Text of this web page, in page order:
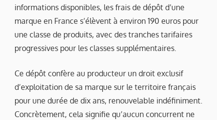
informations disponibles, les frais de dépôt d’une
marque en France s’élèvent à environ 190 euros pour
une classe de produits, avec des tranches tarifaires
progressives pour les classes supplémentaires.
Ce dépôt confère au producteur un droit exclusif
d’exploitation de sa marque sur le territoire français
pour une durée de dix ans, renouvelable indéfiniment.
Concrètement, cela signifie qu’aucun concurrent ne